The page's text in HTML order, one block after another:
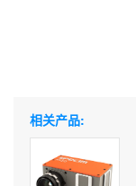
相关产品: